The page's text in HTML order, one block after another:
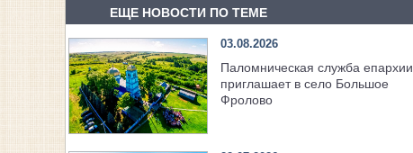
ЕЩЕ НОВОСТИ ПО ТЕМЕ
03.08.2026
Паломническая служба епархии
приглашает в село Большое
Фролово